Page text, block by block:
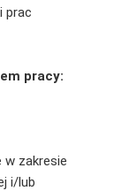
prac
pracy:
w zakresie
i/lub